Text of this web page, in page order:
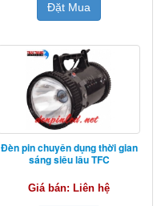
Đặt Mua
Đèn pin chuyên dụng thời gian
sáng siêu lâu TFC
Giá bán: Liên hệ